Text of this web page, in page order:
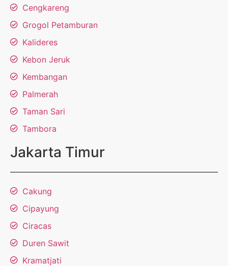
Cengkareng
Grogol Petamburan
Kalideres
Kebon Jeruk
Kembangan
Palmerah
Taman Sari
Tambora
Jakarta Timur
Cakung
Cipayung
Ciracas
Duren Sawit
Kramatjati